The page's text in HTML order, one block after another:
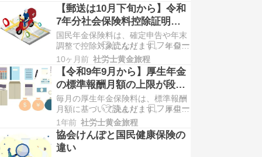
か。 ブログへお越しいただきありが
とうございます。 社会保険労務士の
鈴木翔太郎と申します。 雇用保険に
加入すると、加入証として被保険者
証が発行されます。 アルバイトでも
加入をすれば…
【郵送は10月下旬から】令和
7年分社会保険料控除証明書
はいつ届く？
国民年金保険料は、確定申告や年末
調整で控除対象になります。 年金機
構からの控除証明書はいつ届くので
しょうか？ ブログへお越しいただき
ありがとうございます。 社会保険労
務士の鈴木翔太郎と申します。 国民
年金保険料は、社会保険料控除とし
て所得控除の対象になります。 保険
料の納付証明…
10ヶ月前 社労士黄金旅程
【令和9年9月から】厚生年金
の標準報酬月額の上限が段階
的に引き上げ
毎月の厚生年金保険料は、標準報酬
月額に基づいて決まります。 厚生年
金の標準報酬月額の上限が段階的に
引き上げられることが決まりまし
た。 ブログへお越しいただきありが
とうございます。 社会保険労務士の
1年前 社労士黄金旅程
協会けんぽと国民健康保険の
違い